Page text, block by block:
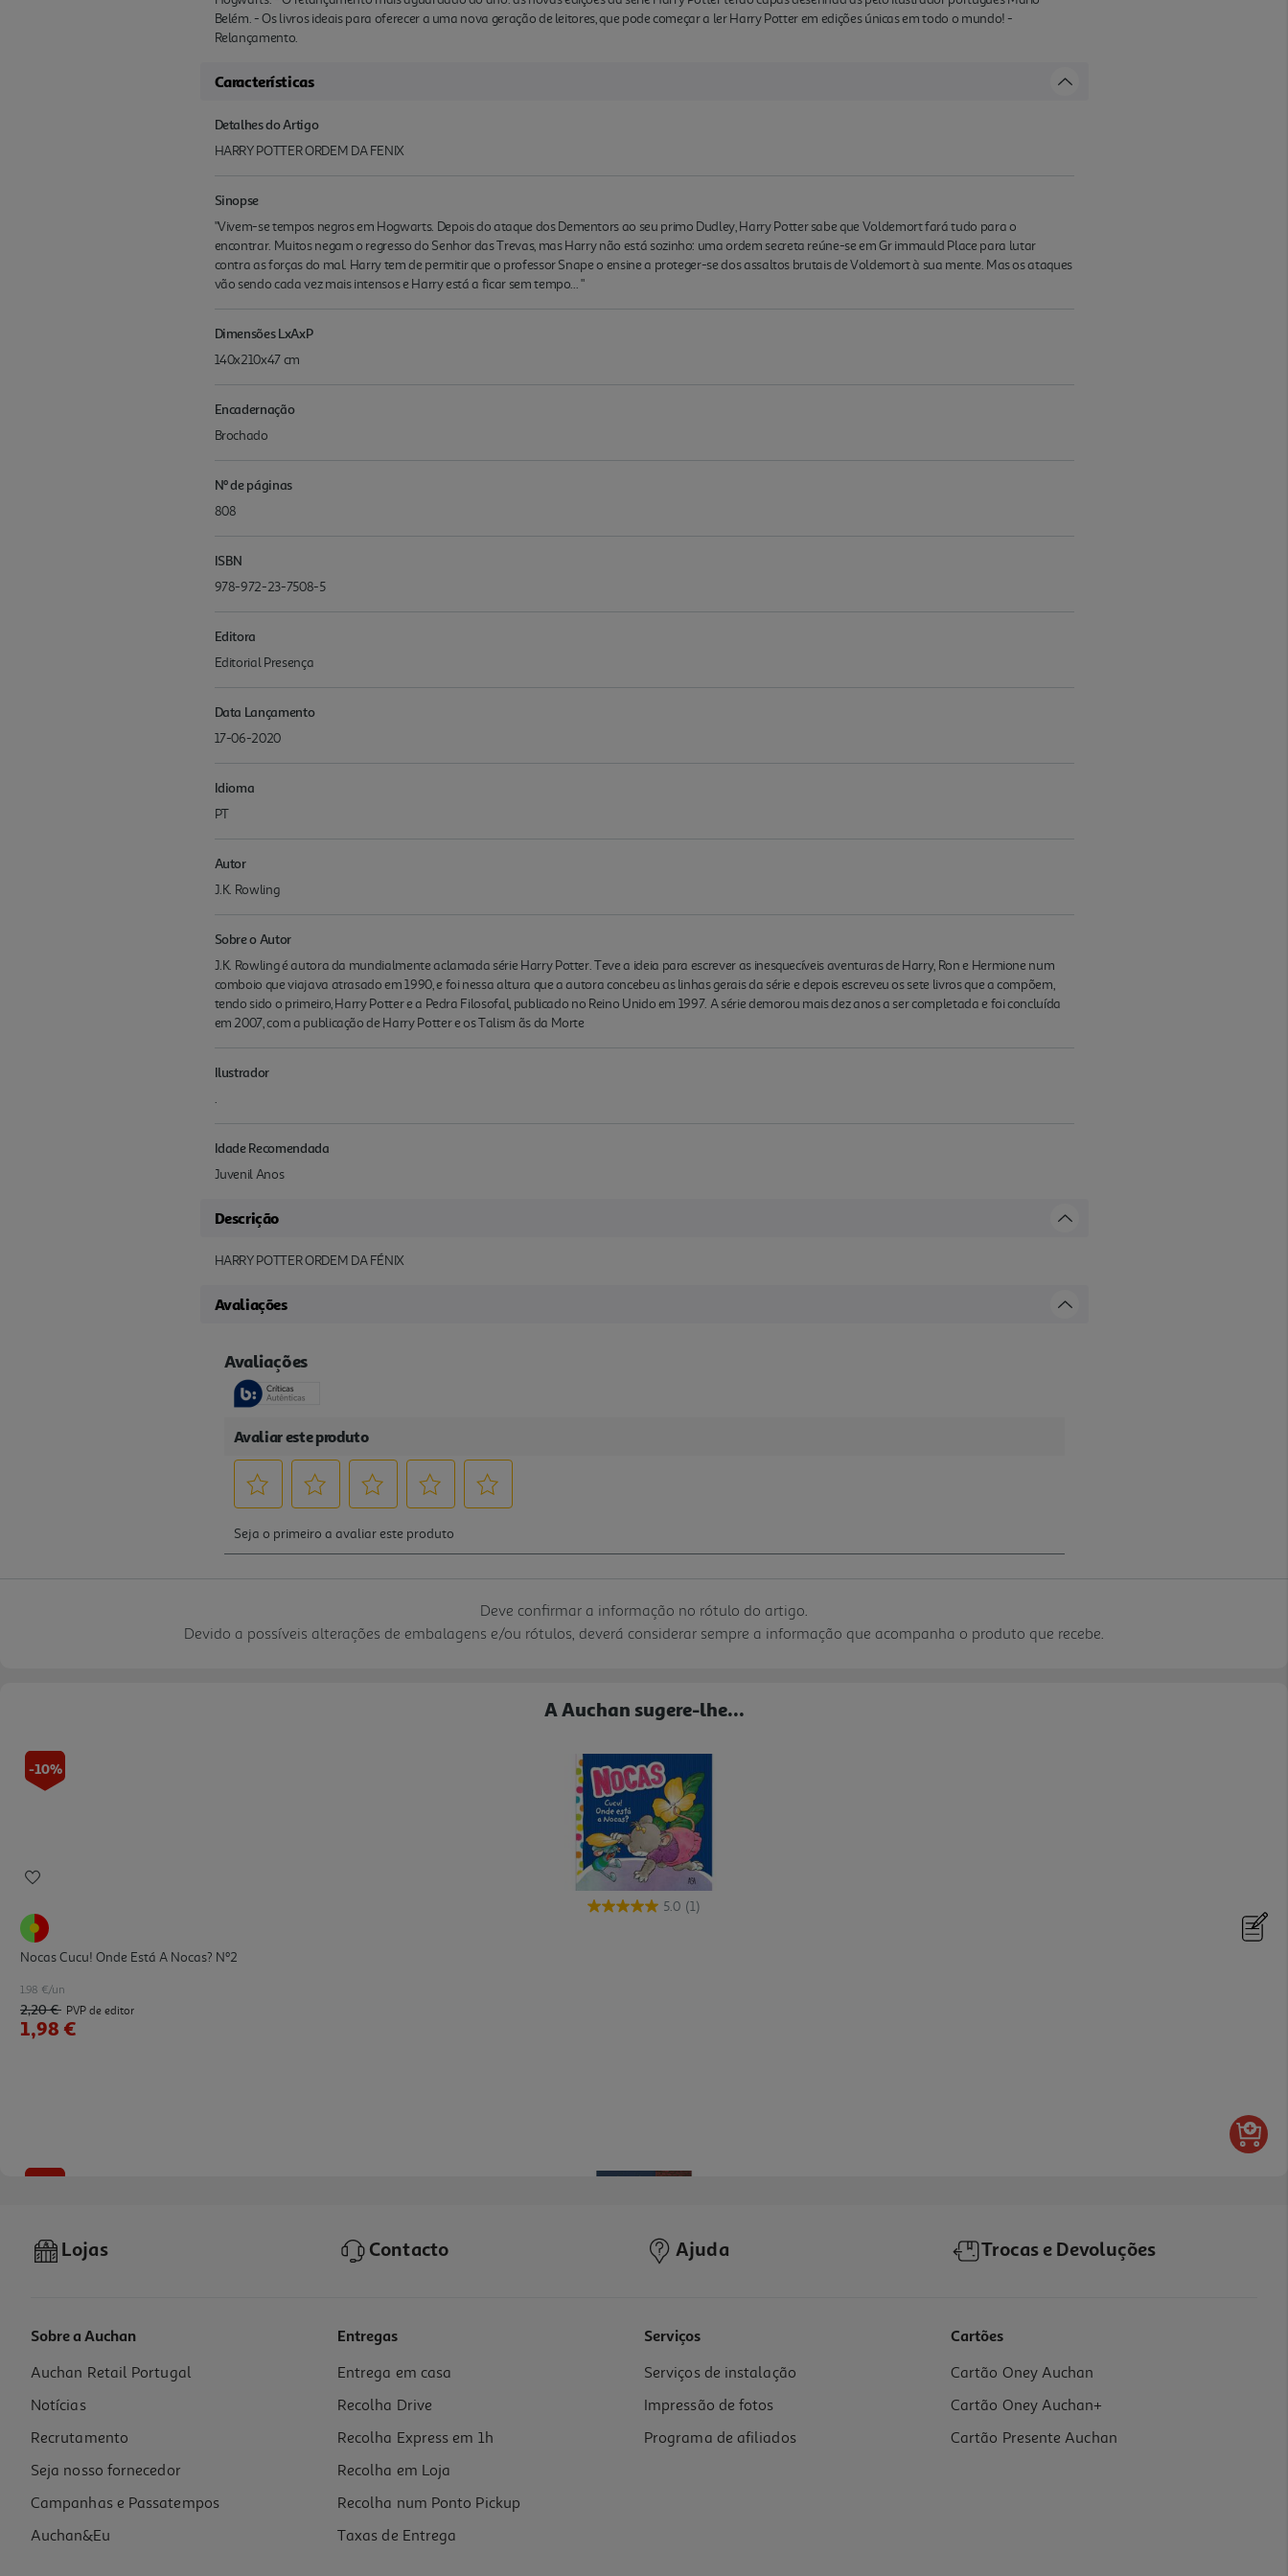
Belém. - Os livros ideais para oferecer a uma nova geração de leitores, que pode começar a ler Harry Potter em edições únicas em todo o mundo! -
Relançamento.
Características
Detalhes do Artigo
HARRY POTTER ORDEM DA FENIX
Sinopse
"Vivem-se tempos negros em Hogwarts. Depois do ataque dos Dementors ao seu primo Dudley, Harry Potter sabe que Voldemort fará tudo para o
encontrar. Muitos negam o regresso do Senhor das Trevas, mas Harry não está sozinho: uma ordem secreta reúne-se em Gr immauld Place para lutar
contra as forças do mal. Harry tem de permitir que o professor Snape o ensine a proteger-se dos assaltos brutais de Voldemort à sua mente. Mas os ataques
vão sendo cada vez mais intensos e Harry está a ficar sem tempo... "
Dimensões LxAxP
140x210x47 cm
Encadernação
Brochado
Nº de páginas
808
ISBN
978-972-23-7508-5
Editora
Editorial Presença
Data Lançamento
17-06-2020
Idioma
PT
Autor
J.K. Rowling
Sobre o Autor
J.K. Rowling é autora da mundialmente aclamada série Harry Potter. Teve a ideia para escrever as inesquecíveis aventuras de Harry, Ron e Hermione num
comboio que viajava atrasado em 1990, e foi nessa altura que a autora concebeu as linhas gerais da série e depois escreveu os sete livros que a compõem,
tendo sido o primeiro, Harry Potter e a Pedra Filosofal, publicado no Reino Unido em 1997. A série demorou mais dez anos a ser completada e foi concluída
em 2007, com a publicação de Harry Potter e os Talism ãs da Morte
Ilustrador
.
Idade Recomendada
Juvenil Anos
Descrição
HARRY POTTER ORDEM DA FÉNIX
Avaliações
Deve confirmar a informação no rótulo do artigo.
Devido a possíveis alterações de embalagens e/ou rótulos, deverá considerar sempre a informação que acompanha o produto que recebe.
A Auchan sugere-lhe...
-10%
5.0 (1)
Nocas Cucu! Onde Está A Nocas? Nº2
1.98 €/un
2,20 € PVP de editor
1,98 €
Livro Os Larápios 3 - A Maldição Da Gata De Gesso
11.93 €/un
11,93 €
Lojas Contacto Ajuda Trocas e Devoluções
Sobre a Auchan
Auchan Retail Portugal
Notícias
Recrutamento
Seja nosso fornecedor
Campanhas e Passatempos
Auchan&Eu
Entregas
Entrega em casa
Recolha Drive
Recolha Express em 1h
Recolha em Loja
Recolha num Ponto Pickup
Taxas de Entrega
Serviços
Serviços de instalação
Impressão de fotos
Programa de afiliados
Cartões
Cartão Oney Auchan
Cartão Oney Auchan+
Cartão Presente Auchan